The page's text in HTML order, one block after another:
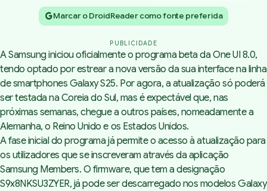
Marcar o DroidReader como fonte preferida
PUBLICIDADE
A Samsung iniciou oficialmente o programabetada One UI 8.0,
tendo optado por estrear a nova versão da sua interface na linha
desmartphones Galaxy S25. Por agora, a atualização só poderá
ser testada na Coreia do Sul, mas é expectável que, nas
próximas semanas, chegue a outros países, nomeadamente a
Alemanha, o Reino Unido e os Estados Unidos.
A fase inicial do programa já permite o acesso à atualização para
os utilizadores que se inscreveram através da aplicação
Samsung Members. O firmware, que tem a designação
S9x8NKSU3ZYER, já pode ser descarregado nos modelos Galaxy